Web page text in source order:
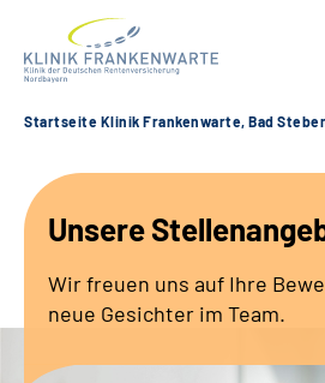
Leistungsangebot
Fachbereiche
Service
Startseite Klinik Frankenwarte, Bad
Unsere
Wir freuen uns auf Ihre
neue Gesichter im Team.